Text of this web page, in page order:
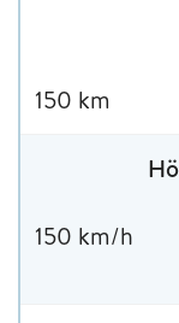
150 km
150 km/h